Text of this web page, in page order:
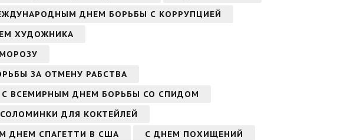
ДНЕМ БОРЬБЫ С КОРРУПЦИЕЙ
ХУДОЖНИКА
ЗА ОТМЕНУ РАБСТВА
С ВСЕМИРНЫМ ДНЕМ БОРЬБЫ СО СПИДОМ
ДЛЯ КОКТЕЙЛЕЙ
ДНЕМ СПАГЕТТИ В США
С ДНЕМ ПОХИЩЕНИЙ